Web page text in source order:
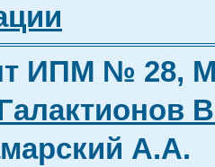
ИПМ № 28,
А.А.